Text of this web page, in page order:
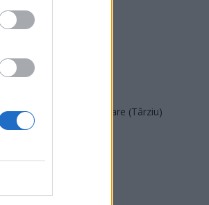
SENS
POT (Gavrilă)
Acțiunea Conservatoare (Târziu)
PDF (Lazarus)
PNCR (Terheș)